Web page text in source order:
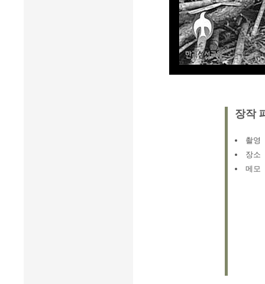
장작
촬영
장소
메모